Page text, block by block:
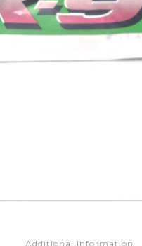
Additional Information